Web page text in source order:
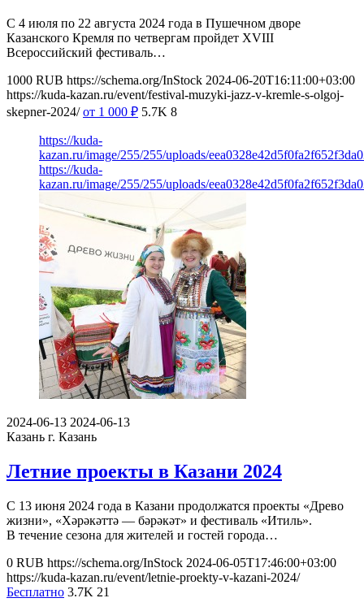
С 4 июля по 22 августа 2024 года в Пушечном дворе
Казанского Кремля по четвергам пройдет XVIII
Всероссийский фестиваль…
1000 RUB https://schema.org/InStock 2024-06-20T16:11:00+03:00
https://kuda-kazan.ru/event/festival-muzyki-jazz-v-kremle-s-olgoj-
skepner-2024/ от 1 000 ₽ 5.7K 8
https://kuda-
kazan.ru/image/255/255/uploads/
https://kuda-
kazan.ru/image/255/255/uploads/
2024-06-13 2024-06-13
Казань г. Казань
Летние проекты в Казани 2024
С 13 июня 2024 года в Казани продолжатся проекты «Древо
жизни», «Хәрәкәттә — бәрәкәт» и фестиваль «Итиль».
В течение сезона для жителей и гостей города…
0 RUB https://schema.org/InStock 2024-06-05T17:46:00+03:00
https://kuda-kazan.ru/event/letnie-proekty-v-kazani-2024/
Бесплатно 3.7K 21